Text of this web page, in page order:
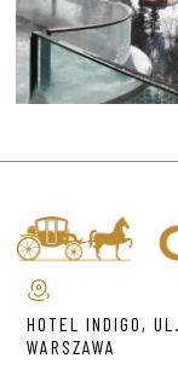
HOTEL INDIGO,
WARSZAWA